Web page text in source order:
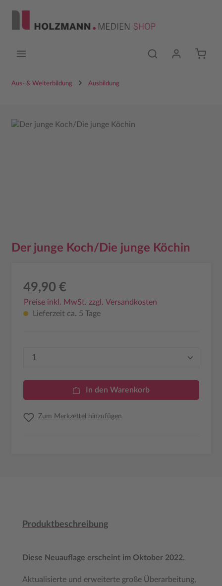
Aus- & Weiterbildung Ausbildung
Bildergalerie überspringen
Der junge Koch/Die junge Köchin
49,90 €
Preise inkl. MwSt. zzgl. Versandkosten
Lieferzeit ca. 5 Tage
Produkt Anzahl: Gib den gewünschten
In den Warenkorb
Zum Merkzettel hinzufügen
Produktbeschreibung
Diese Neuauflage erscheint im Oktober 2022.
Aktualisierte und erweiterte große Überarbeitung,